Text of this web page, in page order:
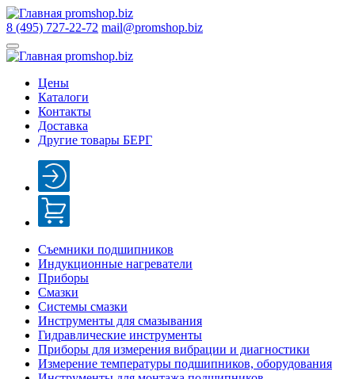
8 (495) 727-22-72 mail@promshop.biz
Цены
Каталоги
Контакты
Доставка
Другие товары БЕРГ
Съемники подшипников
Индукционные нагреватели
Приборы
Смазки
Системы смазки
Инструменты для смазывания
Гидравлические инструменты
Приборы для измерения вибрации и диагностики
Измерение температуры подшипников, оборудования